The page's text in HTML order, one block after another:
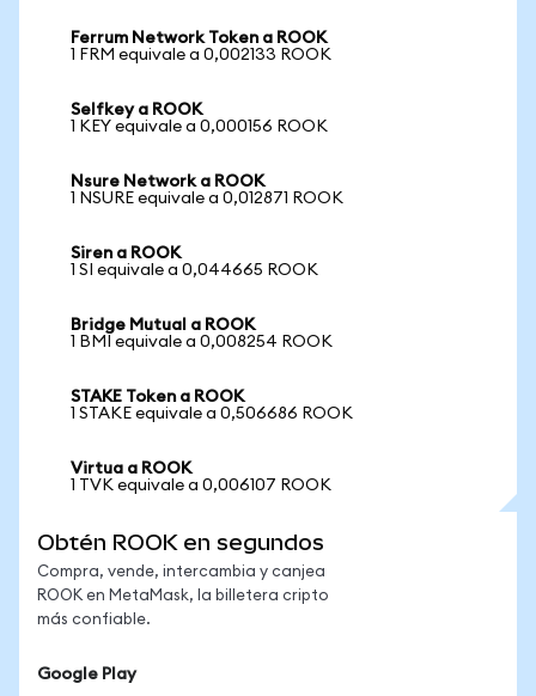
Ferrum Network Token a ROOK
1 FRM equivale a 0,002133 ROOK
Selfkey a ROOK
1 KEY equivale a 0,000156 ROOK
Nsure Network a ROOK
1 NSURE equivale a 0,012871 ROOK
Siren a ROOK
1 SI equivale a 0,044665 ROOK
Bridge Mutual a ROOK
1 BMI equivale a 0,008254 ROOK
STAKE Token a ROOK
1 STAKE equivale a 0,506686 ROOK
Virtua a ROOK
1 TVK equivale a 0,006107 ROOK
Obtén ROOK en segundos
Compra, vende, intercambia y canjea
ROOK en MetaMask, la billetera cripto
más confiable.
Google Play